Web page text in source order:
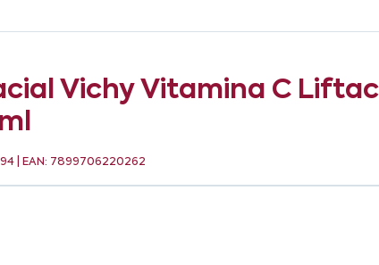
Vichy Vitamina C
| EAN: 7899706220262